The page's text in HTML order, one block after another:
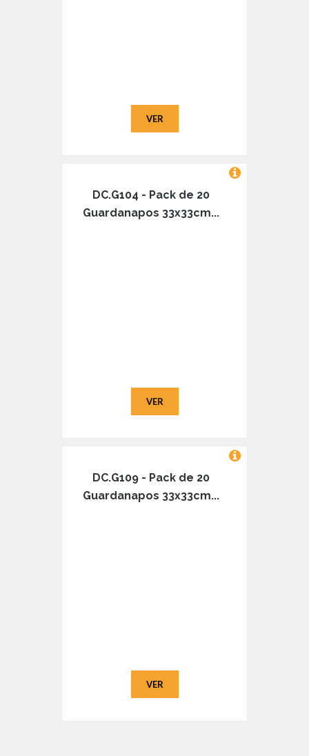
VER
DC.G104 - Pack de 20
Guardanapos 33x33cm...
VER
DC.G109 - Pack de 20
Guardanapos 33x33cm...
VER